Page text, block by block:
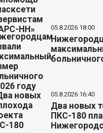
05.8.2026 18:00
05.8.2026 16:40
Два новых
ПКС-180